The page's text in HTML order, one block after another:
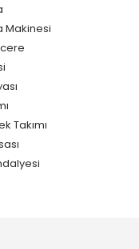
Makinesi
Takımı